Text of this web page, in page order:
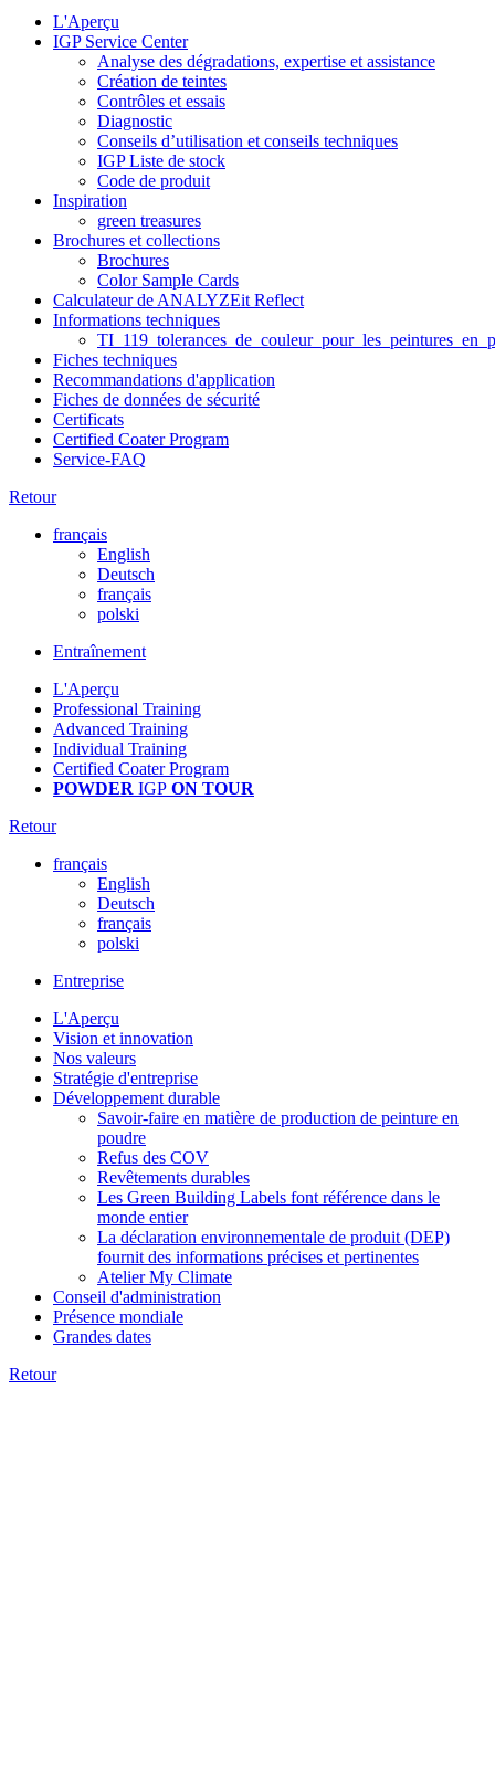
L'Aperçu
IGP Service Center
Analyse des dégradations, expertise et assistance
Création de teintes
Contrôles et essais
Diagnostic
Conseils d’utilisation et conseils techniques
IGP Liste de stock
Code de produit
Inspiration
green treasures
Brochures et collections
Brochures
Color Sample Cards
Calculateur de ANALYZEit Reflect
Informations techniques
Fiches techniques
Recommandations d'application
Fiches de données de sécurité
Certificats
Certified Coater Program
Service-FAQ
Retour
français
English
Deutsch
français
polski
Entraînement
L'Aperçu
Professional Training
Advanced Training
Individual Training
Certified Coater Program
POWDER IGP ON TOUR
Retour
français
English
Deutsch
français
polski
Entreprise
L'Aperçu
Vision et innovation
Nos valeurs
Stratégie d'entreprise
Développement durable
Savoir-faire en matière de production de peinture en
poudre
Refus des COV
Revêtements durables
Les Green Building Labels font référence dans le
monde entier
La déclaration environnementale de produit (DEP)
fournit des informations précises et pertinentes
Atelier My Climate
Conseil d'administration
Présence mondiale
Grandes dates
Retour